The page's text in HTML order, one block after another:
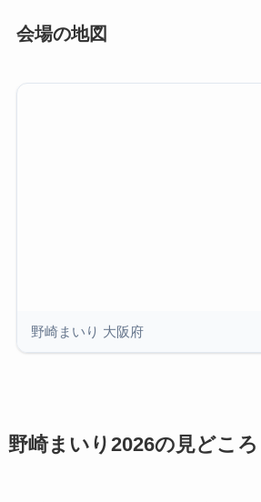
会場の地図
野崎まいり 大阪府
野崎まいり2026の見どころ